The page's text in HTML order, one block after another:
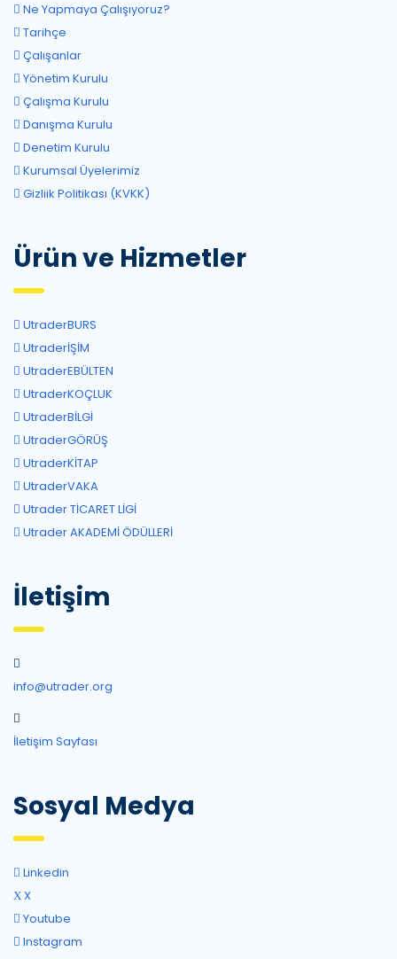
Ne Yapmaya Çalışıyoruz?
Tarihçe
Çalışanlar
Yönetim Kurulu
Çalışma Kurulu
Danışma Kurulu
Denetim Kurulu
Kurumsal Üyelerimiz
Gizliik Politikası (KVKK)
Ürün ve Hizmetler
UtraderBURS
UtraderİŞİM
UtraderEBÜLTEN
UtraderKOÇLUK
UtraderBİLGİ
UtraderGÖRÜŞ
UtraderKİTAP
UtraderVAKA
Utrader TİCARET LİGİ
Utrader AKADEMİ ÖDÜLLERİ
İletişim
info@utrader.org
İletişim Sayfası
Sosyal Medya
Linkedin
X
Youtube
Instagram